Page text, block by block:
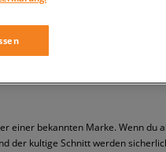
einer bekannten Marke. Wenn
der kultige Schnitt werden